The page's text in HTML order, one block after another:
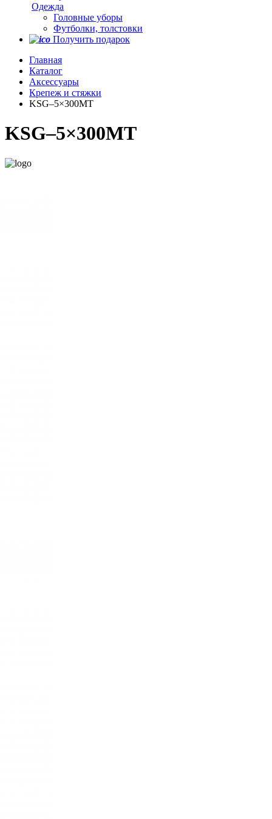
Одежда
Головные уборы
Футболки, толстовки
Получить подарок
Главная
Каталог
Аксессуары
Крепеж и стяжки
KSG–5×300MT
KSG–5×300MT